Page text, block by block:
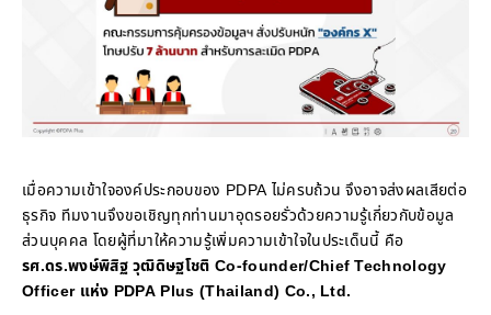
เมื่อความเข้าใจองค์ประกอบของ PDPA ไม่ครบถ้วน จึงอาจส่งผลเสียต่อ
ธุรกิจ ทีมงานจึงขอเชิญทุกท่านมาอุดรอยรั่วด้วยความรู้เกี่ยวกับข้อมูล
ส่วนบุคคล โดยผู้ที่มาให้ความรู้เพิ่มความเข้าใจในประเด็นนี้ คือ
รศ.ดร.พงษ์พิสิฐ วุฒิดิษฐโชติ Co-founder/Chief Technology
Officer แห่ง PDPA Plus (Thailand) Co., Ltd.